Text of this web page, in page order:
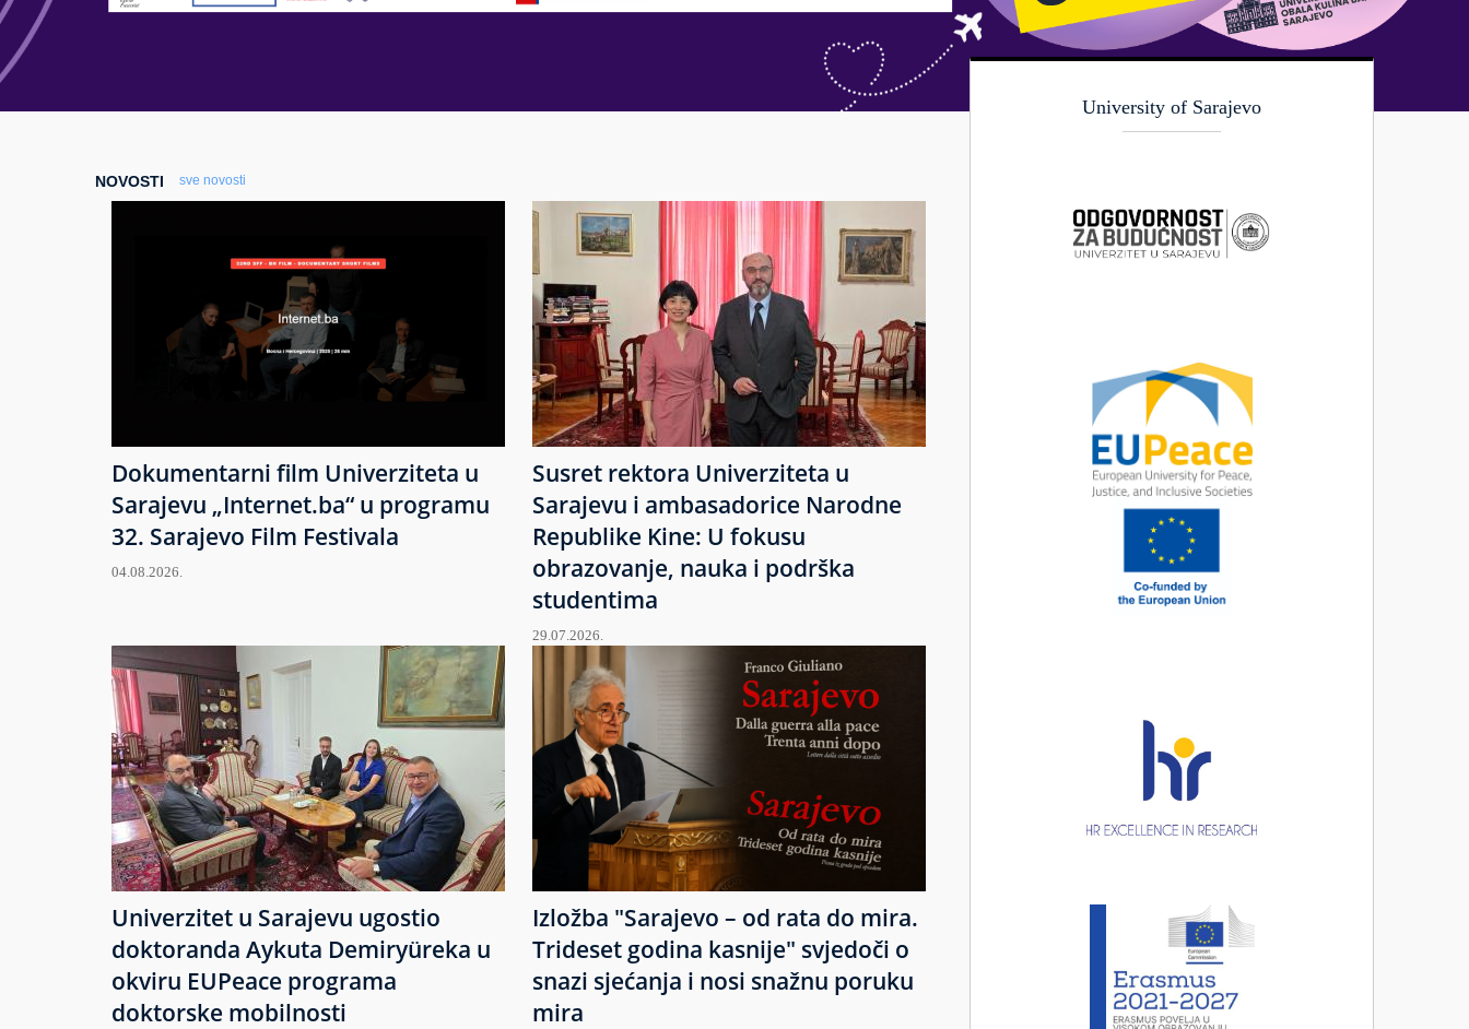
NOVOSTI sve novosti
Dokumentarni film Univerziteta u
Sarajevu „Internet.ba“ u programu
32. Sarajevo Film Festivala
04.08.2026.
Susret rektora Univerziteta u
Sarajevu i ambasadorice Narodne
Republike Kine: U fokusu
obrazovanje, nauka i podrška
studentima
29.07.2026.
Univerzitet u Sarajevu ugostio
doktoranda Aykuta Demiryüreka u
okviru EUPeace programa
doktorske mobilnosti
Izložba "Sarajevo – od rata do mira.
Trideset godina kasnije" svjedoči o
snazi sjećanja i nosi snažnu poruku
mira
University of Sarajevo